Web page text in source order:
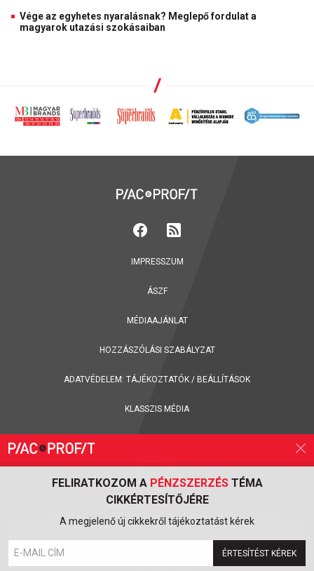
FELIRATKOZOM A PÉNZSZERZÉSTÉMA
CIKKÉRTESÍTŐJÉRE
A megjelenő új cikkekről tájékoztatást kérek
ÉRTESÍTÉST KÉREK
Vége az egyhetes nyaralásnak? Meglepő fordulat a
magyarok utazási szokásaiban
IMPRESSZUM
ÁSZF
MÉDIAAJÁNLAT
HOZZÁSZÓLÁSI SZABÁLYZAT
ADATVÉDELEM: TÁJÉKOZTATÓK / BEÁLLÍTÁSOK
KLASSZIS MÉDIA
FELIRATKOZÁS A PIAC & PROFIT ONLINE MAGAZIN HÍRLEVELÉRE